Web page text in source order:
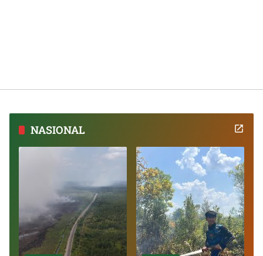
NASIONAL